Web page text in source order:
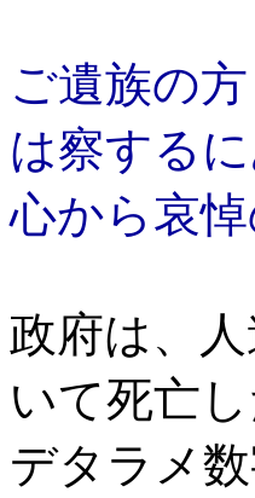
ご遺族の
は察するに
心から哀
政府は、
いて死亡
デタラメ